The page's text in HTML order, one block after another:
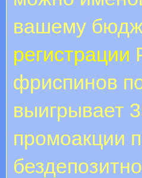
вашему
регистрации
фриспинов
выигрывает
промоакции